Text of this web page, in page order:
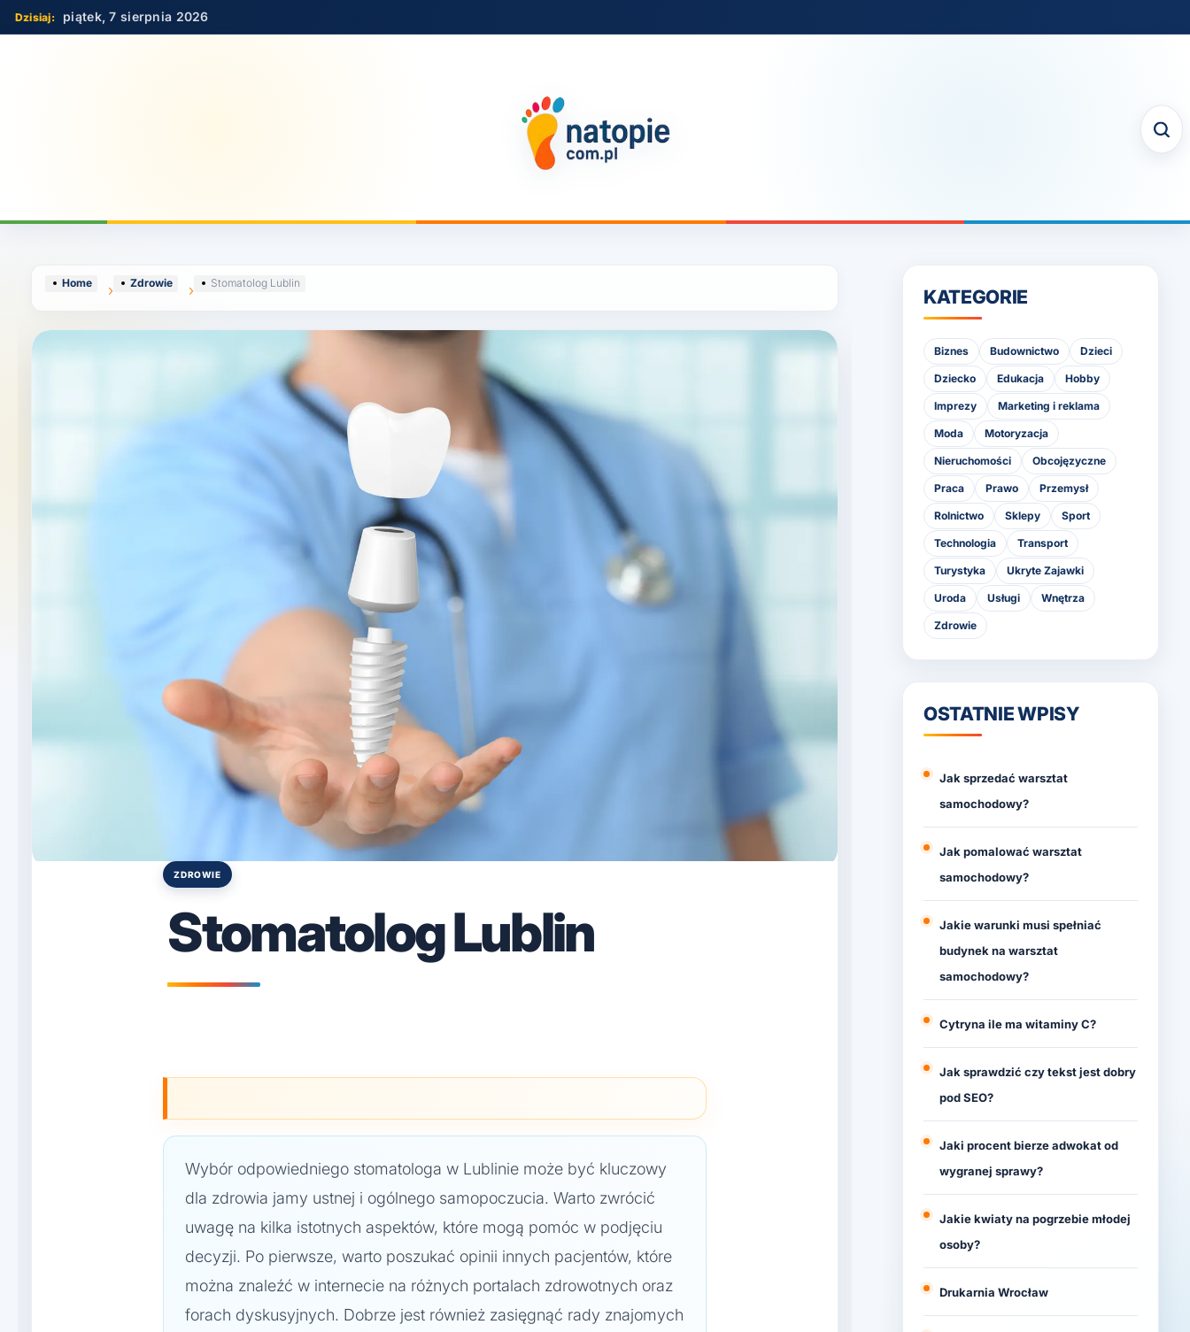
Skip
to
piątek, 7 sierpnia 2026
Home Zdrowie Stomatolog Lublin
Posted
ZDROWIE
Stomatolog Lublin
Wybór odpowiedniego stomatologa w Lublinie może być kluczowy
dla zdrowia jamy ustnej i ogólnego samopoczucia. Warto zwrócić
uwagę na kilka istotnych aspektów, które mogą pomóc w podjęciu
decyzji. Po pierwsze, warto poszukać opinii innych pacjentów, które
można znaleźć w internecie na różnych portalach zdrowotnych oraz
forach dyskusyjnych. Dobrze jest również zasięgnąć rady znajomych
KATEGORIE
Biznes Budownictwo Dzieci
Dziecko Edukacja Hobby
Imprezy Marketing i reklama
Moda Motoryzacja
Nieruchomości Obcojęzyczne
Praca Prawo Przemysł
Rolnictwo Sklepy Sport
Technologia Transport
Turystyka Ukryte Zajawki
Uroda Usługi Wnętrza
Zdrowie
OSTATNIE WPISY
Jak sprzedać warsztat
samochodowy?
Jak pomalować warsztat
samochodowy?
Jakie warunki musi spełniać
budynek na warsztat
samochodowy?
Cytryna ile ma witaminy C?
Jak sprawdzić czy tekst jest dobry
pod SEO?
Jaki procent bierze adwokat od
wygranej sprawy?
Jakie kwiaty na pogrzebie młodej
osoby?
Drukarnia Wrocław